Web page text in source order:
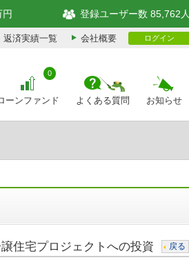
円 登録ユーザー数 85,762人
返済実績一覧 会社概要 ログイン
ーンファンド
0
よくある質問 お知らせ
住宅プロジェクトへの投資 戻る